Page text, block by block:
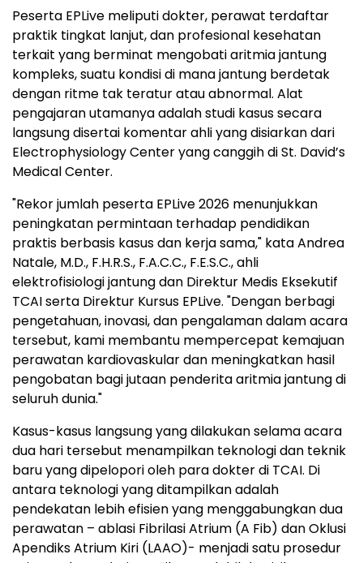
Peserta EPLive meliputi dokter, perawat terdaftar
praktik tingkat lanjut, dan profesional kesehatan
terkait yang berminat mengobati aritmia jantung
kompleks, suatu kondisi di mana jantung berdetak
dengan ritme tak teratur atau abnormal. Alat
pengajaran utamanya adalah studi kasus secara
langsung disertai komentar ahli yang disiarkan dari
Electrophysiology Center yang canggih di St. David’s
Medical Center.
"Rekor jumlah peserta EPLive 2026 menunjukkan
peningkatan permintaan terhadap pendidikan
praktis berbasis kasus dan kerja sama," kata Andrea
Natale, M.D., F.H.R.S., F.A.C.C., F.E.S.C., ahli
elektrofisiologi jantung dan Direktur Medis Eksekutif
TCAI serta Direktur Kursus EPLive. "Dengan berbagi
pengetahuan, inovasi, dan pengalaman dalam acara
tersebut, kami membantu mempercepat kemajuan
perawatan kardiovaskular dan meningkatkan hasil
pengobatan bagi jutaan penderita aritmia jantung di
seluruh dunia."
Kasus-kasus langsung yang dilakukan selama acara
dua hari tersebut menampilkan teknologi dan teknik
baru yang dipelopori oleh para dokter di TCAI. Di
antara teknologi yang ditampilkan adalah
pendekatan lebih efisien yang menggabungkan dua
perawatan – ablasi Fibrilasi Atrium (A Fib) dan Oklusi
Apendiks Atrium Kiri (LAAO)- menjadi satu prosedur